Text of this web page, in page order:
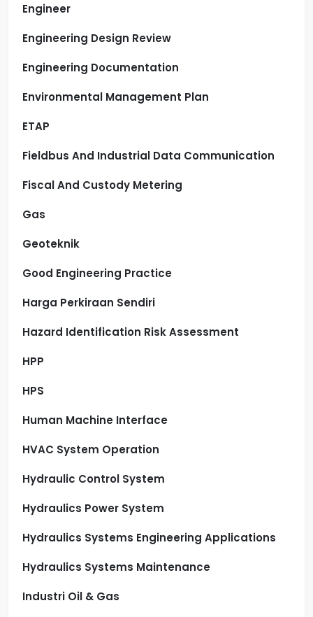
Engineer
Engineering Design Review
Engineering Documentation
Environmental Management Plan
ETAP
Fieldbus And Industrial Data Communication
Fiscal And Custody Metering
Gas
Geoteknik
Good Engineering Practice
Harga Perkiraan Sendiri
Hazard Identification Risk Assessment
HPP
HPS
Human Machine Interface
HVAC System Operation
Hydraulic Control System
Hydraulics Power System
Hydraulics Systems Engineering Applications
Hydraulics Systems Maintenance
Industri Oil & Gas